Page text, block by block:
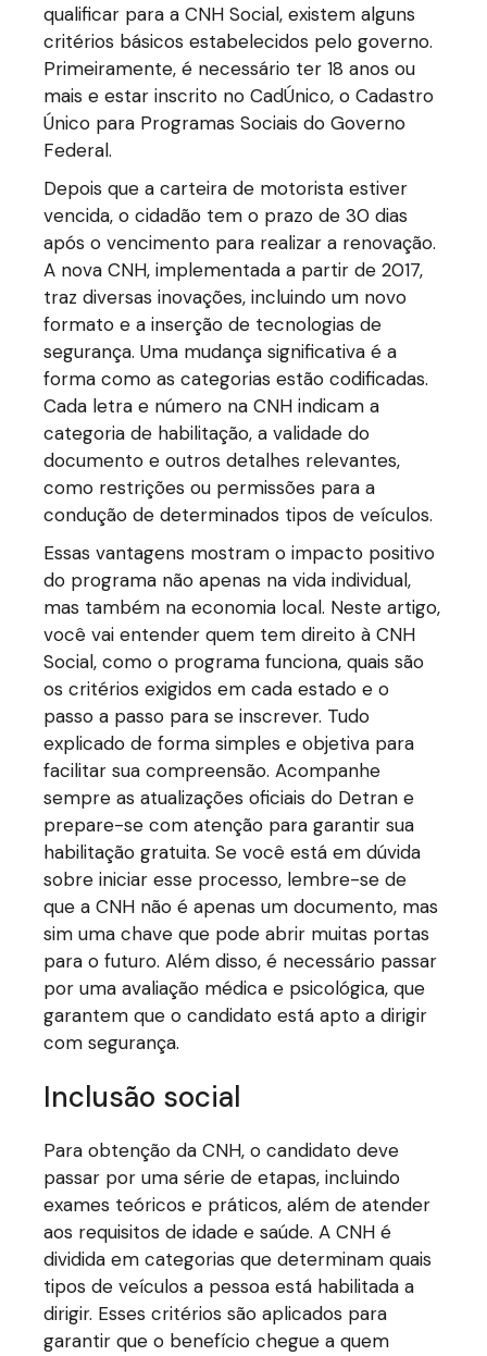
qualificar para a CNH Social, existem alguns
critérios básicos estabelecidos pelo governo.
Primeiramente, é necessário ter 18 anos ou
mais e estar inscrito no CadÚnico, o Cadastro
Único para Programas Sociais do Governo
Federal.
Depois que a carteira de motorista estiver
vencida, o cidadão tem o prazo de 30 dias
após o vencimento para realizar a renovação.
A nova CNH, implementada a partir de 2017,
traz diversas inovações, incluindo um novo
formato e a inserção de tecnologias de
segurança. Uma mudança significativa é a
forma como as categorias estão codificadas.
Cada letra e número na CNH indicam a
categoria de habilitação, a validade do
documento e outros detalhes relevantes,
como restrições ou permissões para a
condução de determinados tipos de veículos.
Essas vantagens mostram o impacto positivo
do programa não apenas na vida individual,
mas também na economia local. Neste artigo,
você vai entender quem tem direito à CNH
Social, como o programa funciona, quais são
os critérios exigidos em cada estado e o
passo a passo para se inscrever. Tudo
explicado de forma simples e objetiva para
facilitar sua compreensão. Acompanhe
sempre as atualizações oficiais do Detran e
prepare-se com atenção para garantir sua
habilitação gratuita. Se você está em dúvida
sobre iniciar esse processo, lembre-se de
que a CNH não é apenas um documento, mas
sim uma chave que pode abrir muitas portas
para o futuro. Além disso, é necessário passar
por uma avaliação médica e psicológica, que
garantem que o candidato está apto a dirigir
com segurança.
Inclusão social
Para obtenção da CNH, o candidato deve
passar por uma série de etapas, incluindo
exames teóricos e práticos, além de atender
aos requisitos de idade e saúde. A CNH é
dividida em categorias que determinam quais
tipos de veículos a pessoa está habilitada a
dirigir. Esses critérios são aplicados para
garantir que o benefício chegue a quem